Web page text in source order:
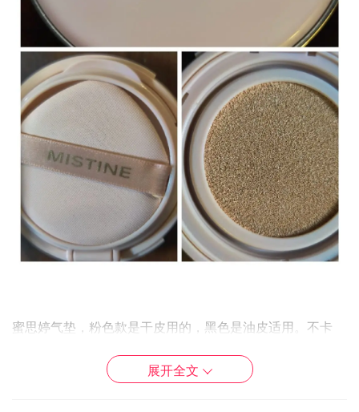
蜜思婷气垫，粉色款是干皮用的，黑色是油皮适用。不卡
或纸巾吸一下就好了。这种中度遮瑕的粉底可以基本覆盖我
脸上的斑点，血丝，皱纹，法令纹，黑眼圈，毛孔粗大，肤
展开全文